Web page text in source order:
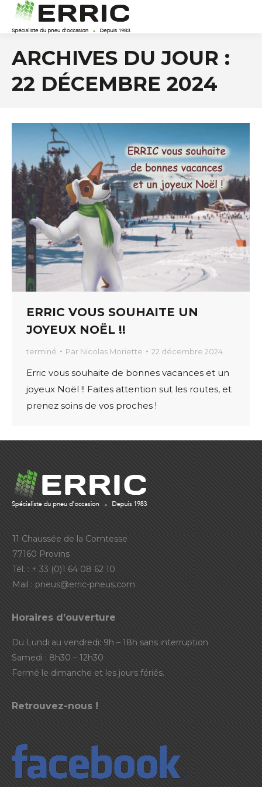
ARCHIVES DU JOUR :
22 DÉCEMBRE 2024
ERRIC VOUS SOUHAITE UN
JOYEUX NOËL !!
terminé Par Nicolas Moriette 22 décembre 2024
Erric vous souhaite de bonnes vacances et un
joyeux Noël !! Faites attention sut les routes, et
prenez soins de vos proches !
11 Chaussée de la Comtesse
77160 Provins
Tél. : + 33 (0)1 64 08 62 10
Mail : pneus@erric-pneus.com
Horaires d’ouverture
Du Lundi au vendredi: 9h – 18h sans interruption
Samedi : 8h30 – 12h30
Fermé le dimanche et les jours fériés.
Retrouvez-nous !